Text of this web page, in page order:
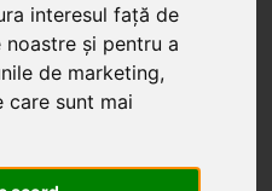
interesul față de
și pentru a
de marketing,
care sunt mai